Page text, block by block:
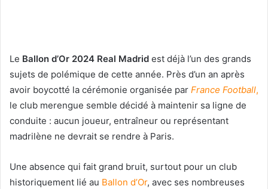
Le Ballon d’Or 2024 Real Madrid est déjà l’un des grands
sujets de polémique de cette année. Près d’un an après
avoir boycotté la cérémonie organisée par France Football,
le club merengue semble décidé à maintenir sa ligne de
conduite : aucun joueur, entraîneur ou représentant
madrilène ne devrait se rendre à Paris.
Une absence qui fait grand bruit, surtout pour un club
historiquement lié au Ballon d’Or, avec ses nombreuses